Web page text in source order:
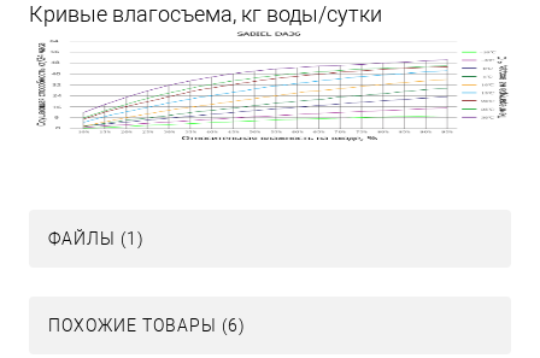
Кривые влагосъема, кг воды/сутки
ФАЙЛЫ (1)
ПОХОЖИЕ ТОВАРЫ (6)